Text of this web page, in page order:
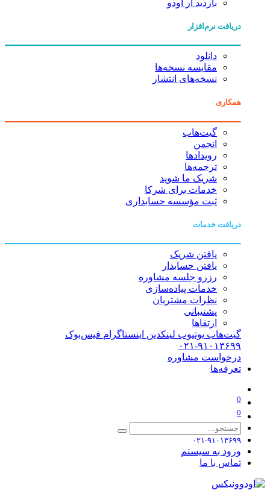
بازدید از اودو
دریافت نرم‌افزار
دانلود
مقایسه نسخه‌ها
نسخه‌های انتشار
همکاری
گیت‌هاب
انجمن
رویدادها
ترجمه‌ها
شریک ما شوید
خدمات برای شرکا
ثبت مؤسسه حسابداری
دریافت خدمات
یافتن شریک
یافتن حسابدار
رزرو جلسه مشاوره
خدمات پیاده‌سازی
نظرات مشتریان
پشتیبانی
ارتقاها
گیت‌هاب یوتیوب لینکدین اینستاگرام فیس‌بوک
۰۲۱-۹۱۰۱۳۶۹۹
درخواست مشاوره
تعرفه‌ها
0
0
۰۲۱-۹۱۰۱۳۶۹۹
ورود به سیستم
تماس با ما